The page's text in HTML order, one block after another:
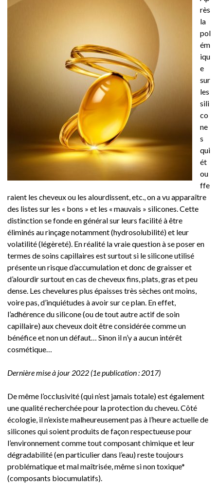
rès
la
pol
ém
iqu
e
sur
les
sili
co
ne
s
qui
ét
ou
ffe
raient les cheveux ou les alourdissent, etc., on a vu apparaître
des listes sur les « bons » et les « mauvais » silicones. Cette
distinction se fonde en général sur leurs facilité à être
éliminés au rinçage notamment (hydrosolubilité) et leur
volatilité (légèreté). En réalité la vraie question à se poser en
termes de soins capillaires est surtout si le silicone utilisé
présente un risque d’accumulation et donc de graisser et
d’alourdir surtout en cas de cheveux fins, plats, gras et peu
dense. Les chevelures plus épaisses très sèches ont moins,
voire pas, d’inquiétudes à avoir sur ce plan. En effet,
l’adhérence du silicone (ou de tout autre actif de soin
capillaire) aux cheveux doit être considérée comme un
bénéfice et non un défaut… Sinon il n’y a aucun intérêt
cosmétique…
Dernière mise à jour 2022 (1e publication : 2017)
De même l’occlusivité (qui n’est jamais totale) est également
une qualité recherchée pour la protection du cheveu. Côté
écologie, il n’existe malheureusement pas à l’heure actuelle de
silicones qui soient produits de façon respectueuse pour
l’environnement comme tout composant chimique et leur
dégradabilité (en particulier dans l’eau) reste toujours
problématique et mal maîtrisée, même si non toxique*
(composants biocumulatifs).